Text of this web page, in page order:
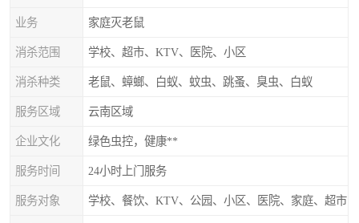
业务 家庭灭老鼠
消杀范围 学校、超市、KTV、医院、小区
消杀种类 老鼠、蟑螂、白蚁、蚊虫、跳蚤、臭虫、白蚁
服务区域 云南区域
企业文化 绿色虫控，健康**
服务时间 24小时上门服务
服务对象 学校、餐饮、KTV、公园、小区、医院、家庭、超市